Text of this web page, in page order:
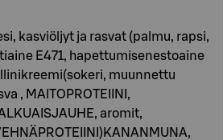
kasviöljyt ja rasvat (palmu, rapsi,
E471, hapettumisenestoaine
muunnettu
, MAITOPROTEIINI,
aromit,